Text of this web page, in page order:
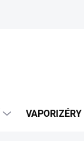
VAPORIZÉRY